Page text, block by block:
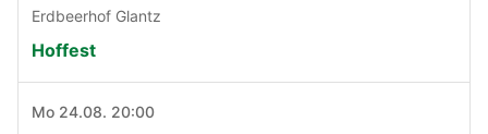
Erdbeerhof Glantz
Hoffest
Mo 24.08. 20:00